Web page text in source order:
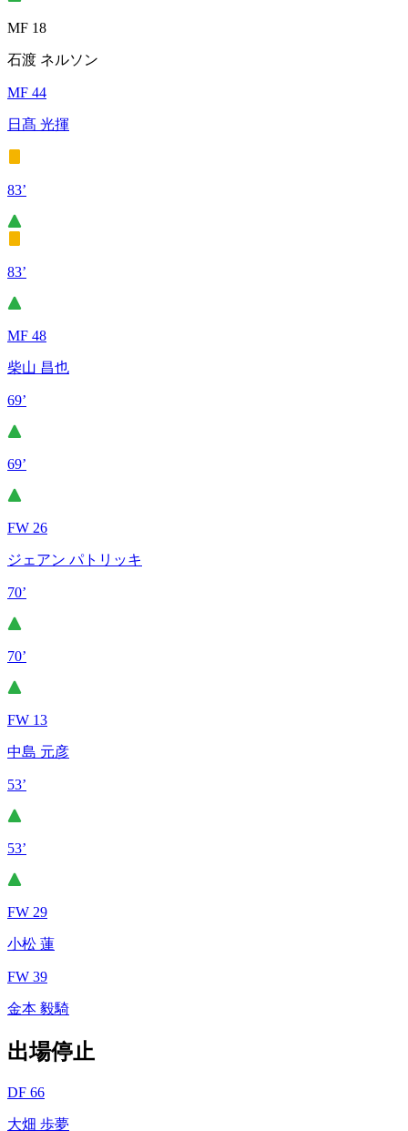
MF 18
石渡 ネルソン
MF 44
日髙 光揮
83’
83’
MF 48
柴山 昌也
69’
69’
FW 26
ジェアン パトリッキ
70’
70’
FW 13
中島 元彦
53’
53’
FW 29
小松 蓮
FW 39
金本 毅騎
出場停止
DF 66
大畑 歩夢